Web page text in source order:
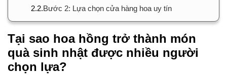
2.2.Bước 2: Lựa chọn cửa hàng hoa uy tín
Tại sao hoa hồng trở thành món
quà sinh nhật được nhiều người
chọn lựa?